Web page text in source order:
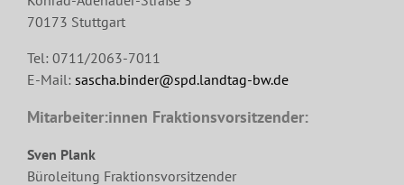
70173 Stuttgart
Tel: 0711/2063-7011
E-Mail: sascha.binder@spd.landtag-bw.de
Mitarbeiter:innen Fraktionsvorsitzender:
Sven Plank
Büroleitung Fraktionsvorsitzender